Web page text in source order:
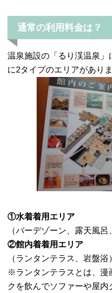
通常の利用料金は？
温泉施設の「るり渓温泉
に2タイプのエリアがありま
①水着着用エリア
（バーデゾーン、露天風呂
②館内着着用エリア
（ランタンテラス、岩盤浴）
※ランタンテラスとは、漫
クを飲んでソファーや屋